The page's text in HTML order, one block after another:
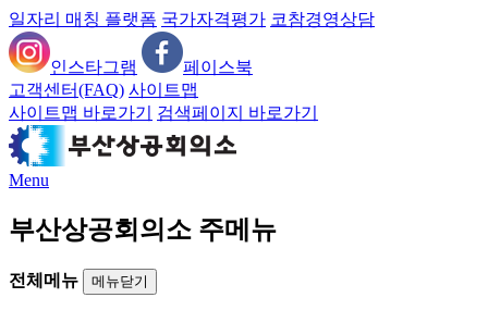
일자리 매칭 플랫폼 국가자격평가 코참경영상담
인스타그램
페이스북
고객센터(FAQ) 사이트맵
사이트맵 바로가기
검색페이지 바로가기
Menu
부산상공회의소 주메뉴
전체메뉴 메뉴닫기